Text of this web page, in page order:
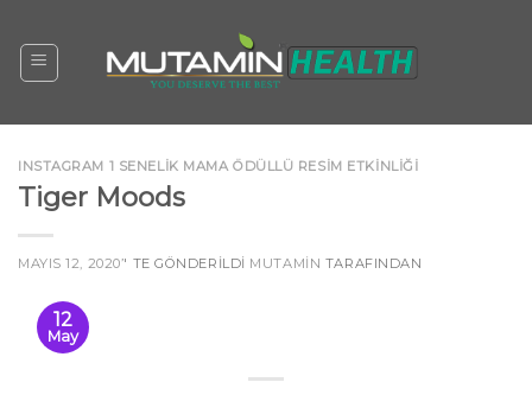
content
INSTAGRAM 1 SENELIK MAMA ÖDÜLLÜ RESIM ETKINLIĞI
Tiger Moods
MAYIS 12, 2020’' TE GÖNDERILDI MUTAMIN TARAFINDAN
12
May